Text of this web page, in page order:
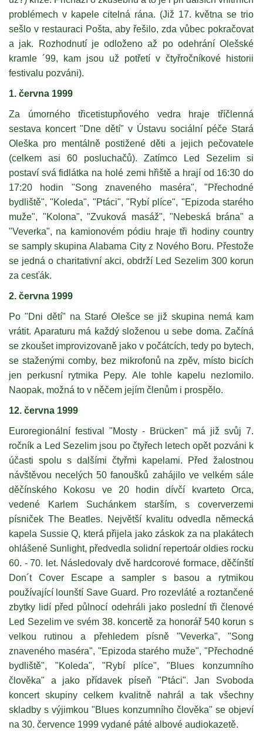
problémech v kapele citelná rána. (Již 17. května se trio
sešlo v restauraci Pošta, aby řešilo, zda vůbec pokračovat
a jak. Rozhodnutí je odloženo až po odehrání Olešské
kramle ´99, kam jsou už potřetí v čtyřročníkové historii
festivalu pozváni).
1. června 1999
Za úmorného třicetistupňového vedra hraje tříčlenná
sestava koncert "Dne dětí" v Ústavu sociální péče Stará
Oleška pro mentálně postižené děti a jejich pečovatele
(celkem asi 60 posluchačů). Zatímco Led Sezelim si
postaví svá fidlátka na holé zemi hřiště a hrají od 16:30 do
17:20 hodin "Song znaveného maséra", "Přechodné
bydliště", "Koleda", "Ptáci", "Rybí plíce", "Epizoda starého
muže", "Kolona", "Zvuková masáž", "Nebeská brána" a
"Veverka", na kamionovém pódiu hraje tři hodiny country
se samply skupina Alabama City z Nového Boru. Přestože
se jedná o charitativní akci, obdrží Led Sezelim 300 korun
za cesťák.
2. června 1999
Po "Dni dětí" na Staré Olešce se již skupina nemá kam
vrátit. Aparaturu má každý složenou u sebe doma. Začíná
se zkoušet improvizovaně jako v počátcích, tedy po bytech,
se staženými comby, bez mikrofonů na zpěv, místo bicích
jen perkusní rytmika Pepy. Ale tohle kapelu nezlomilo.
Naopak, možná to v něčem jejím členům i prospělo.
12. června 1999
Euroregionální festival "Mosty - Brücken" má již svůj 7.
ročník a Led Sezelim jsou po čtyřech letech opět pozváni k
účasti spolu s dalšími čtyřmi kapelami. Před žalostnou
návštěvou necelých 50 fanoušků zahájilo ve velkém sále
děčínského Kokosu ve 20 hodin dívčí kvarteto Orca,
vedené Karlem Suchánkem starším, s coververzemi
písniček The Beatles. Největší kvalitu odvedla německá
kapela Sussie Q, která přijela jako záskok za na plakátech
ohlášené Sunlight, předvedla solidní repertoár oldies rocku
60. - 70. let. Následovaly dvě hardcorové formace, děčínští
Don´t Cover Escape a sampler s basou a rytmikou
používající lounští Save Guard. Pro rozevláté a roztančené
zbytky lidí před půlnocí odehráli jako poslední tři členové
Led Sezelim ve svém 38. koncertě za honorář 540 korun s
velkou rutinou a přehledem písně "Veverka", "Song
znaveného maséra", "Epizoda starého muže", "Přechodné
bydliště", "Koleda", "Rybí plíce", "Blues konzumního
člověka" a jako přídavek píseň "Ptáci". Jan Svoboda
koncert skupiny celkem kvalitně nahrál a tak všechny
skladby s výjimkou "Blues konzumního člověka" se objeví
na 30. července 1999 vydané páté albové audiokazetě.